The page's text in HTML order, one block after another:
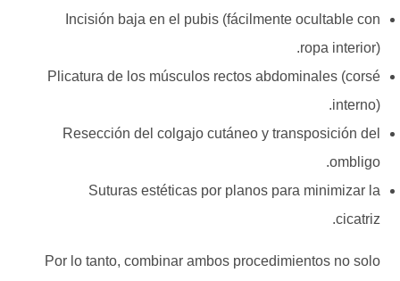
Incisión baja en el pubis (fácilmente ocultable con
ropa interior).
Plicatura de los músculos rectos abdominales (corsé
interno).
Resección del colgajo cutáneo y transposición del
ombligo.
Suturas estéticas por planos para minimizar la
cicatriz.
Por lo tanto, combinar ambos procedimientos no solo